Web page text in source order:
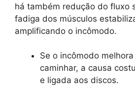
há também redução do fluxo
fadiga dos músculos
amplificando o incômodo.
Se o incômodo
caminhar, a causa
e ligada aos discos.